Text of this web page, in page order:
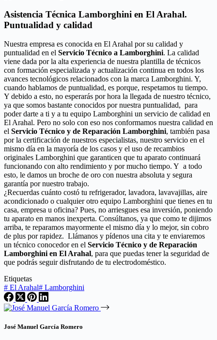
Asistencia Técnica Lamborghini en El Arahal.
Puntualidad y calidad
Nuestra empresa es conocida en El Arahal por su calidad y
puntualidad en el Servicio Técnico a Lamborghini. La calidad
viene dada por la alta experiencia de nuestra plantilla de técnicos
con formación especializada y actualización continua en todos los
avances tecnológicos relacionados con la marca Lamborghini. Y,
cuando hablamos de puntualidad, es porque, respetamos tu tiempo.
Y debido a esto, no esperarás por hora la llegada de nuestro técnico,
ya que somos bastante conocidos por nuestra puntualidad, para
poder darte a ti y a tu equipo Lamborghini un servicio de calidad en
El Arahal. Pero no solo con eso nos conformamos nuestra calidad en
el Servicio Técnico y de Reparación Lamborghini, también pasa
por la certificación de nuestros especialistas, nuestro servicio en el
mismo día en la mayoría de los casos y el uso de recambios
originales Lamborghini que garanticen que tu aparato continuará
funcionando con alto rendimiento y por mucho tiempo. Y a todo
esto, le damos un broche de oro con nuestra absoluta y segura
garantía por nuestro trabajo.
¿Recuerdas cuánto costó tu refrigerador, lavadora, lavavajillas, aire
acondicionado o cualquier otro equipo Lamborghini que tienes en tu
casa, empresa u oficina? Pues, no arriesgues esa inversión, poniendo
tu aparato en manos inexperta. Consúltanos, ya que como te dijimos
arriba, te reparamos mayormente el mismo día y lo mejor, sin cobro
de plus por rapidez. Llámanos y pídenos una cita y te enviaremos
un técnico conocedor en el Servicio Técnico y de Reparación
Lamborghini en El Arahal, para que puedas tener la seguridad de
que podrás seguir disfrutando de tu electrodoméstico.
Etiquetas
# El Arahal# Lamborghini
José Manuel García Romero